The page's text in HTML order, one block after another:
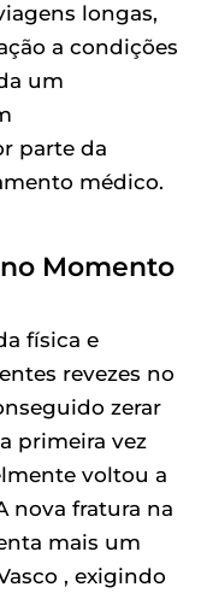
longas,
a condições
um
parte da
médico.
Momento
física e
revezes no
zerar
primeira vez
voltou a
nova fratura na
mais um
, exigindo